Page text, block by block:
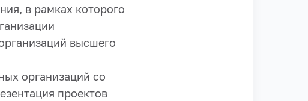
в рамках которого
высшего
организаций со
проектов